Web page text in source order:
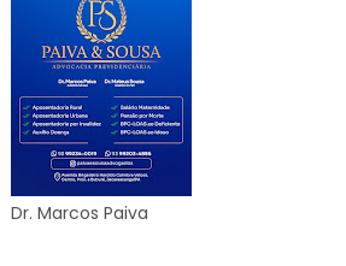
Dr. Marcos Paiva